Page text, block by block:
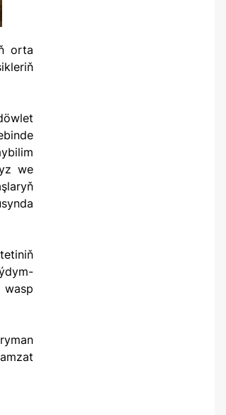
we
wasp